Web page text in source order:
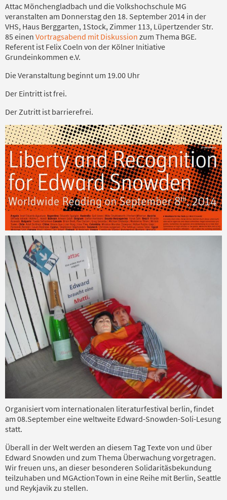
Attac Mönchengladbach und die Volkshochschule MG
veranstalten am Donnerstag den 18. September 2014 in der
VHS, Haus Berggarten, 1Stock, Zimmer 113, Lüpertzender Str.
85 einen Vortragsabend mit Diskussion zum Thema BGE.
Referent ist Felix Coeln von der Kölner Initiative
Grundeinkommen e.V.
Die Veranstaltung beginnt um 19.00 Uhr
Der Eintritt ist frei.
Der Zutritt ist barrierefrei.
Organisiert vom internationalen literaturfestival berlin, findet
am 08.September eine weltweite Edward-Snowden-Soli-Lesung
statt.
Überall in der Welt werden an diesem Tag Texte von und über
Edward Snowden und zum Thema Überwachung vorgetragen.
Wir freuen uns, an dieser besonderen Solidaritäsbekundung
teilzuhaben und MGActionTown in eine Reihe mit Berlin, Seattle
und Reykjavik zu stellen.